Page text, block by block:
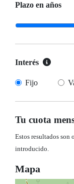
Plazo en años
Interés
Fijo
Tu cuota
Estos resultados son
introducido.
Mapa